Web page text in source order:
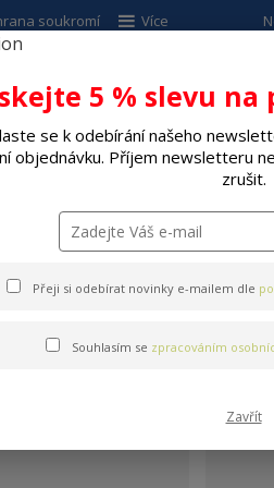
soukromí Více
SPOTŘEBIČE
Hamaky, lehátka
5 % slevu
se k odebírání našeho
objednávku. Příjem newsletteru
zrušit.
Přeji si odebírat novinky e-mailem dle
Souhlasím se zpracováním
Zavřít